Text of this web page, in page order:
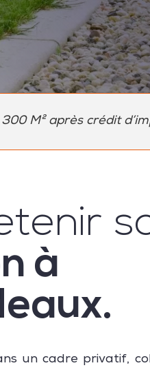
M² après crédit
à
un cadre privatif,